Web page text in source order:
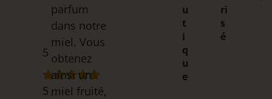
5
Noté5.00
5
5
parfum
dans notre
miel. Vous
obtenez
ainsi un
miel fruité,
u
t
i
q
u
e
ri
s
é